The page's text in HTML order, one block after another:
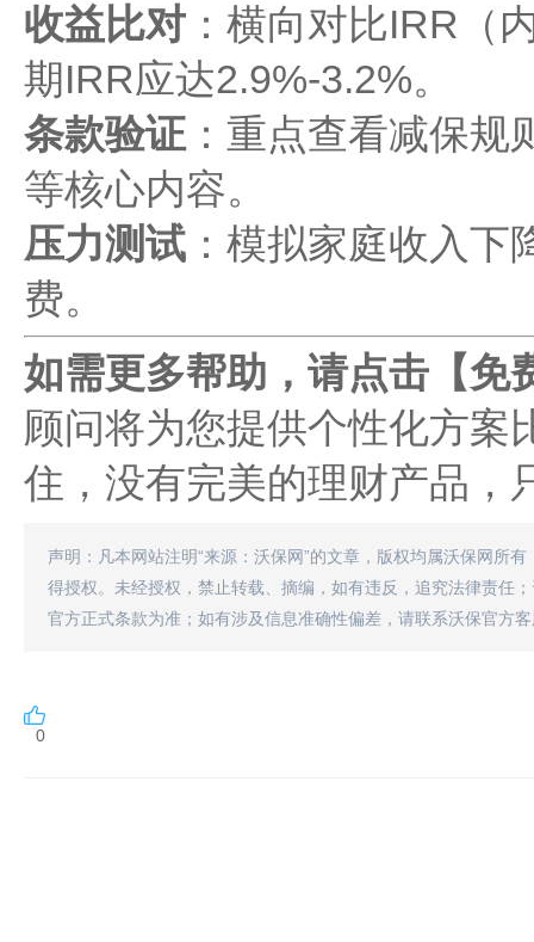
收益比对：横向对比IRR（
期IRR应达2.9%-3.2%。
条款验证：重点查看减保规
等核心内容。
压力测试：模拟家庭收入下
费。
如需更多帮助，请点击【免
顾问将为您提供个性化方案
住，没有完美的理财产品，
声明：凡本网站注明“来源：沃保网”的文章，版权均属沃保网所
得授权。未经授权，禁止转载、摘编，如有违反，追究法律责任
官方正式条款为准；如有涉及信息准确性偏差，请联系沃保官方
0